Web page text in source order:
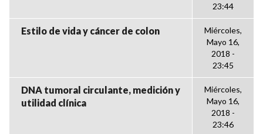
23:44
Estilo de vida y cáncer de colon
Miércoles,
Mayo 16,
2018 -
23:45
DNA tumoral circulante, medición y
utilidad clínica
Miércoles,
Mayo 16,
2018 -
23:46